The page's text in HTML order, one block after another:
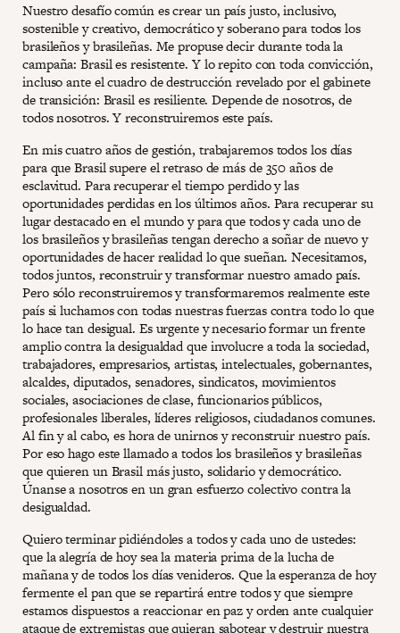
Nuestro desafío común es crear un país justo, inclusivo,
sostenible y creativo, democrático y soberano para todos los
brasileños y brasileñas. Me propuse decir durante toda la
campaña: Brasil es resistente. Y lo repito con toda convicción,
incluso ante el cuadro de destrucción revelado por el gabinete
de transición: Brasil es resiliente. Depende de nosotros, de
todos nosotros. Y reconstruiremos este país.
En mis cuatro años de gestión, trabajaremos todos los días
para que Brasil supere el retraso de más de 350 años de
esclavitud. Para recuperar el tiempo perdido y las
oportunidades perdidas en los últimos años. Para recuperar su
lugar destacado en el mundo y para que todos y cada uno de
los brasileños y brasileñas tengan derecho a soñar de nuevo y
oportunidades de hacer realidad lo que sueñan. Necesitamos,
todos juntos, reconstruir y transformar nuestro amado país.
Pero sólo reconstruiremos y transformaremos realmente este
país si luchamos con todas nuestras fuerzas contra todo lo que
lo hace tan desigual. Es urgente y necesario formar un frente
amplio contra la desigualdad que involucre a toda la sociedad,
trabajadores, empresarios, artistas, intelectuales, gobernantes,
alcaldes, diputados, senadores, sindicatos, movimientos
sociales, asociaciones de clase, funcionarios públicos,
profesionales liberales, líderes religiosos, ciudadanos comunes.
Al fin y al cabo, es hora de unirnos y reconstruir nuestro país.
Por eso hago este llamado a todos los brasileños y brasileñas
que quieren un Brasil más justo, solidario y democrático.
Únanse a nosotros en un gran esfuerzo colectivo contra la
desigualdad.
Quiero terminar pidiéndoles a todos y cada uno de ustedes:
que la alegría de hoy sea la materia prima de la lucha de
mañana y de todos los días venideros. Que la esperanza de hoy
fermente el pan que se repartirá entre todos y que siempre
estamos dispuestos a reaccionar en paz y orden ante cualquier
ataque de extremistas que quieran sabotear y destruir nuestra